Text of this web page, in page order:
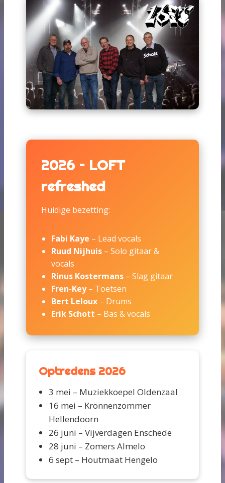
2026 – LOFT
refreshed
Huidige bezetting:
Fabi Kaye – Lead vocals
Ruud Nijhuis – Solo gitaar &
vocals
Rinus Kostermans – Slag gitaar
Fren-Key– Toetsen
Bert Leloux – Drums
Erik Schott – Bas & vocals
Optredens 2026
3 mei – Muziekkoepel Oldenzaal
16 mei – Krönnenzommer
Hellendoorn
26 juni – Vijverdagen Enschede
28 juni – Zomers Almelo
6 sept – Houtmaat Hengelo